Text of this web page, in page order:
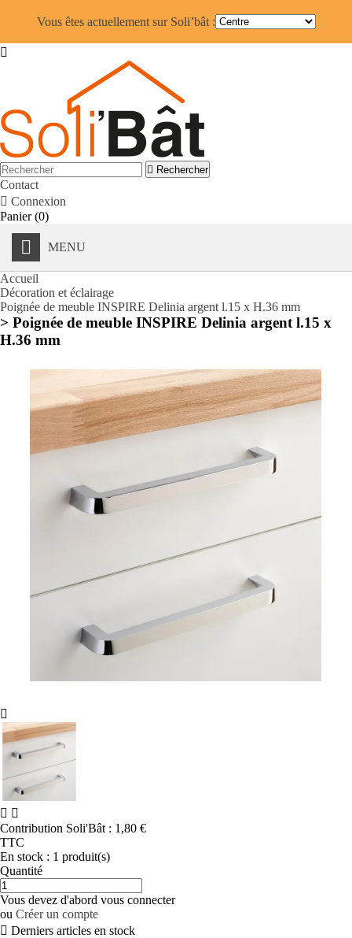
Vous êtes actuellement sur Soli’bât :

 Rechercher
Contact
 Connexion
Panier (0)
MENU
Accueil
Décoration et éclairage
Poignée de meuble INSPIRE Delinia argent l.15 x H.36 mm
> Poignée de meuble INSPIRE Delinia argent l.15 x
H.36 mm

 
Contribution Soli'Bât : 1,80 €
TTC
En stock : 1 produit(s)
Quantité
Vous devez d'abord vous connecter
ou Créer un compte
 Derniers articles en stock